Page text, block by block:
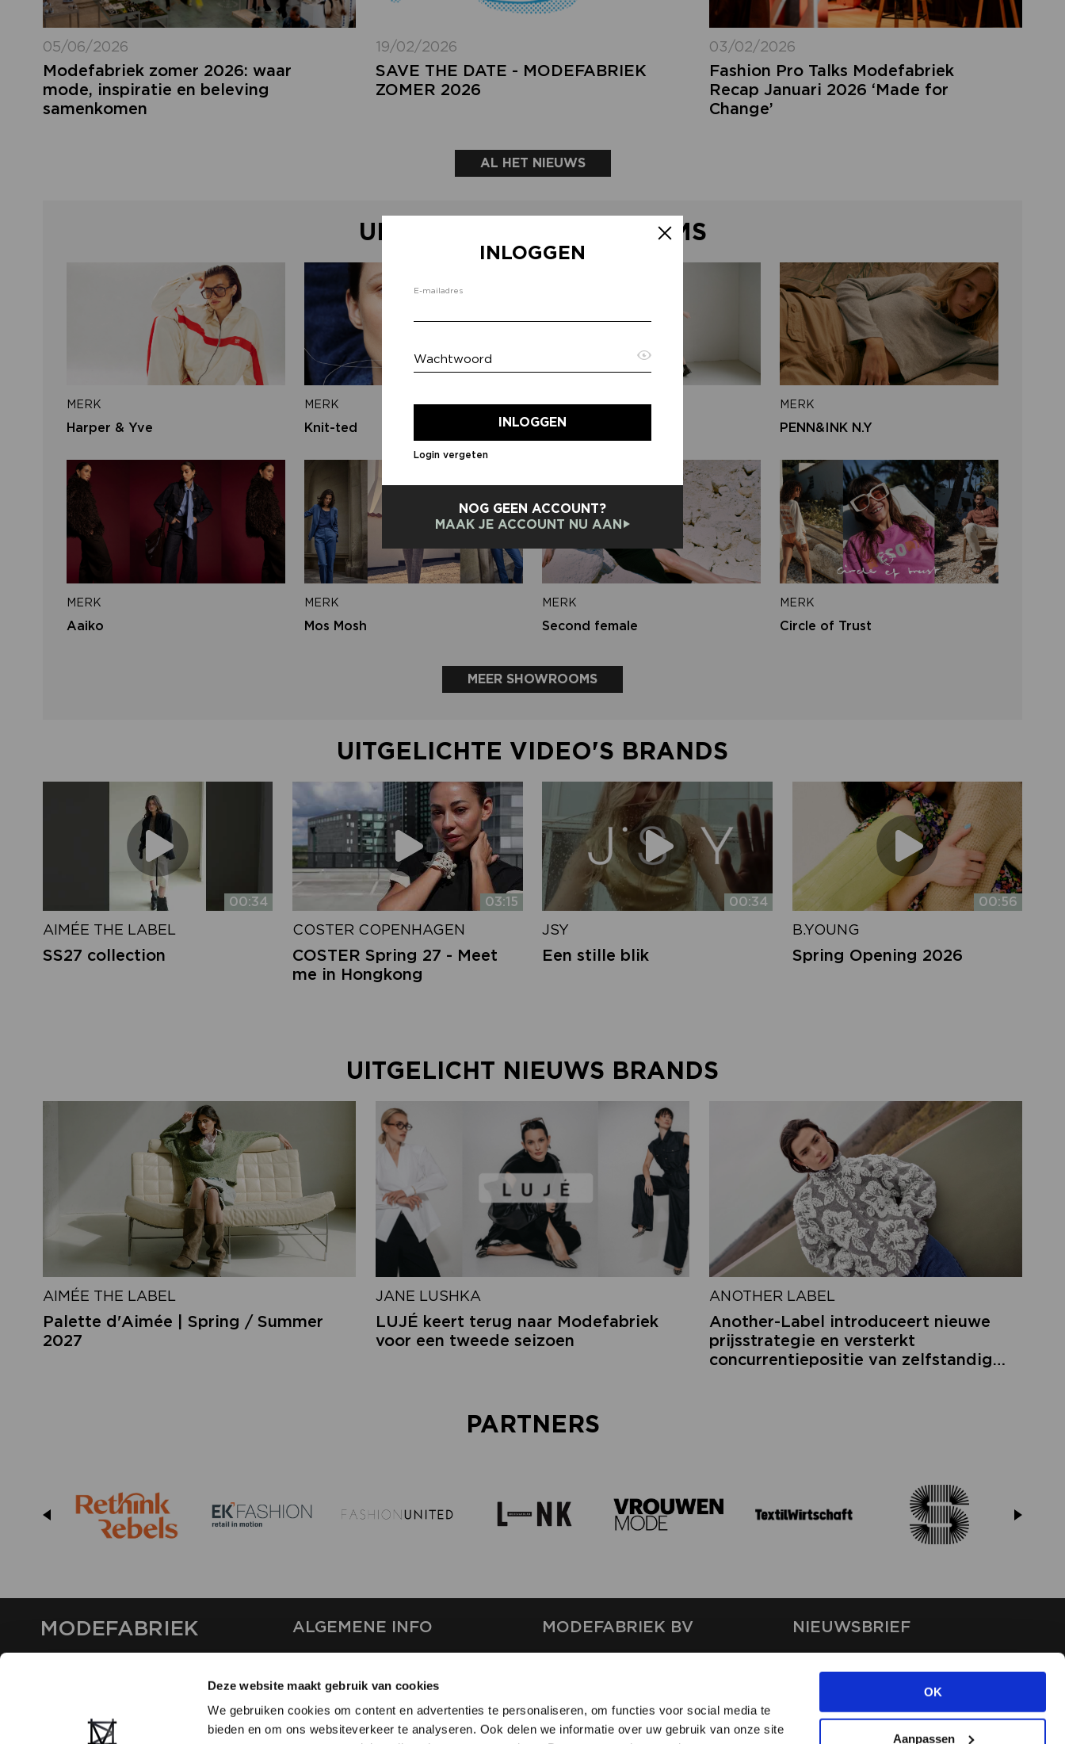
Deze website maakt gebruik van cookies
We gebruiken cookies om content en advertenties te personaliseren, om functies voor social media te
bieden en om ons websiteverkeer te analyseren. Ook delen we informatie over uw gebruik van onze site
OK
Aanpassen
INLOGGEN
E-mailadres
Wachtwoord
INLOGGEN
Login vergeten
Inloggegevens kwijt? Vul het e-mailadres in
dat hoort bij jouw account en klik op
verstuur.
E-mailadres
VERSTUUR
NOG GEEN ACCOUNT?
MAAK JE ACCOUNT NU AAN
05/06/2026
Modefabriek zomer 2026: waar
mode, inspiratie en beleving
samenkomen
19/02/2026
SAVE THE DATE - MODEFABRIEK
ZOMER 2026
03/02/2026
Fashion Pro Talks Modefabriek
Recap Januari 2026 ‘Made for
Change’
AL HET NIEUWS
UITGELICHTE SHOWROOMS
MERK
Harper & Yve
MERK
Knit-ted
MERK
Aimée the Label
MERK
PENN&INK N.Y
MERK
Aaiko
MERK
Mos Mosh
MERK
Second female
MERK
Circle of Trust
MEER SHOWROOMS
UITGELICHTE VIDEO'S BRANDS
00:34
AIMÉE THE LABEL
SS27 collection
03:15
COSTER COPENHAGEN
COSTER Spring 27 - Meet
me in Hongkong
00:34
JSY
Een stille blik
00:56
B.YOUNG
Spring Opening 2026
UITGELICHT NIEUWS BRANDS
AIMÉE THE LABEL
Palette d'Aimée | Spring / Summer
2027
JANE LUSHKA
LUJÉ keert terug naar Modefabriek
voor een tweede seizoen
ANOTHER LABEL
Another-Label introduceert nieuwe
prijsstrategie en versterkt
concurrentiepositie van zelfstandige
PARTNERS
MODEFABRIEK ALGEMENE INFO
CONTACT
PARTNERS
ADVERTEREN
MODEFABRIEK BV
SHIFT
NIEUWSBRIEF
laatste nieuws via de